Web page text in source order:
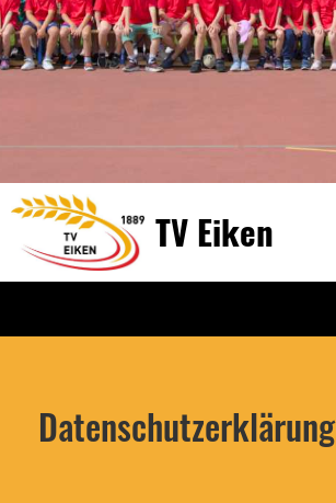
TV Eiken
Datenschutzerklärung